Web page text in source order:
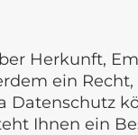
Herkunft,
ein
Datenschutz
Ihnen ein